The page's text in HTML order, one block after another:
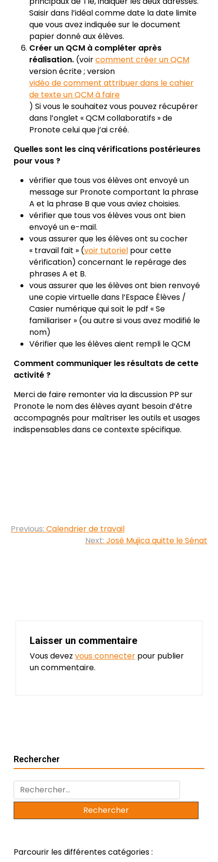
Saisir dans l’idéal comme date la date limite
que vous avez indiquée sur le document
papier donné aux élèves.
Créer un QCM à compléter après
réalisation. (voircomment créer un QCM
version écrite ; version
vidéo de comment attribuer dans le cahier
de texte un QCM à faire
) Si vous le souhaitez vous pouvez récupérer
dans l’onglet « QCM collaboratifs » de
Pronote celui que j’ai créé.
Quelles sont les cinq vérifications postérieures
pour vous ?
vérifier que tous vos élèves ont envoyé un
message sur Pronote comportant la phrase
A et la phrase B que vous aviez choisies.
vérifier que tous vos élèves vous ont bien
envoyé un e-mail.
vous assurer que les élèves ont su cocher
« travail fait » (voir tutoriel pour cette
vérification) concernant le repérage des
phrases A et B.
vous assurer que les élèves ont bien renvoyé
une copie virtuelle dans l’Espace Élèves /
Casier numérique qui soit le pdf « Se
familiariser » (ou autre si vous avez modifié le
nom)
Vérifier que les élèves aient rempli le QCM
Comment communiquer les résultats de cette
activité ?
Merci de faire remonter via la discussion PP sur
Pronote le nom des élèves ayant besoin d’être
accompagnés pour maîtriser les outils et usages
indispensables dans ce contexte spécifique.
Navigation
Previous: Calendrier de travail
Next: José Mujica quitte le Sénat
Laisser un commentaire
Vous devez vous connecter pour publier
un commentaire.
Rechercher
Rechercher :
Parcourir les différentes catégories :